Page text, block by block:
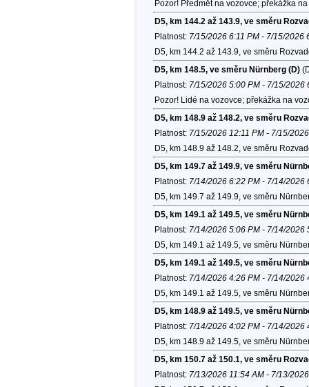
Pozor! Předmět na vozovce; překážka
D5, km 144.2 až 143.9, ve směru
Platnost: 7/15/2026 6:11 PM - 7/15/2026
D5, km 144.2 až 143.9, ve směru
D5, km 148.5, ve směru Nürnberg (D)
Platnost: 7/15/2026 5:00 PM - 7/15/2026
Pozor! Lidé na vozovce; překážka na
D5, km 148.9 až 148.2, ve směru
Platnost: 7/15/2026 12:11 PM - 7/15/
D5, km 148.9 až 148.2, ve směru
D5, km 149.7 až 149.9, ve směru
Platnost: 7/14/2026 6:22 PM - 7/14/2026
D5, km 149.7 až 149.9, ve směru
D5, km 149.1 až 149.5, ve směru
Platnost: 7/14/2026 5:06 PM - 7/14/2026
D5, km 149.1 až 149.5, ve směru
D5, km 149.1 až 149.5, ve směru
Platnost: 7/14/2026 4:26 PM - 7/14/2026
D5, km 149.1 až 149.5, ve směru
D5, km 148.9 až 149.5, ve směru
Platnost: 7/14/2026 4:02 PM - 7/14/2026
D5, km 148.9 až 149.5, ve směru
D5, km 150.7 až 150.1, ve směru
Platnost: 7/13/2026 11:54 AM - 7/13/